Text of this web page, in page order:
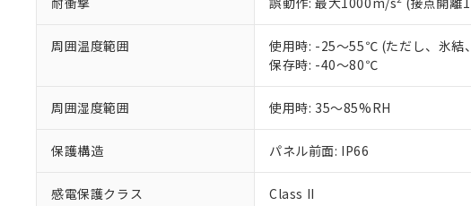
周囲温度範囲
使用時: -25～55℃ (ただし、氷結
保存時: -40～80℃
周囲湿度範囲 使用時: 35～85%RH
保護構造 パネル前面: IP66
感電保護クラス Class II